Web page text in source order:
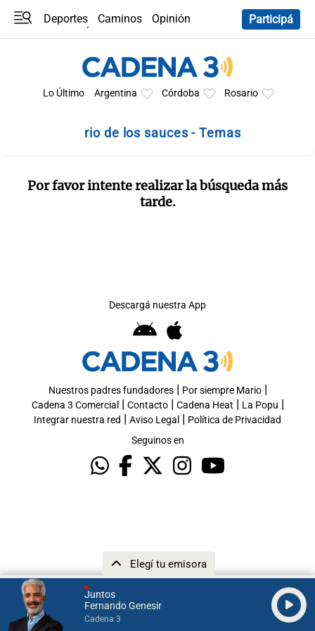
Juntos
Fernando Genesir
Cadena 3
Elegí tu emisora
Deportes Caminos
Opinión
Participá
Lo Último Argentina Córdoba Rosario
rio de los sauces - Temas
Por favor intente realizar la búsqueda más
tarde.
Descargá nuestra App
Nuestros padres fundadores| Por siempre Mario|
Cadena 3 Comercial | Contacto| Cadena Heat | La Popu |
Integrar nuestra red | Aviso Legal | Política de Privacidad
Seguinos en